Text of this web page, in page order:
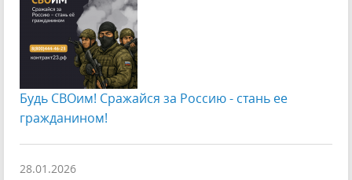
Будь СВОим! Сражайся за Россию - стань ее
гражданином!
28.01.2026